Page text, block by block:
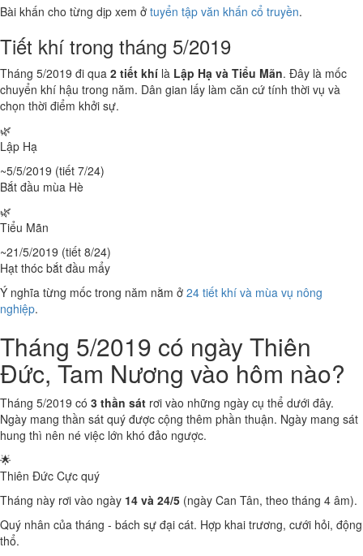
Bài khấn cho từng dịp xem ở tuyển tập văn khấn cổ truyền.
Tiết khí trong tháng 5/2019
Tháng 5/2019 đi qua 2 tiết khí là Lập Hạ và Tiểu Mãn. Đây là mốc
chuyển khí hậu trong năm. Dân gian lấy làm căn cứ tính thời vụ và
chọn thời điểm khởi sự.
🌿
Lập Hạ
~5/5/2019 (tiết 7/24)
Bắt đầu mùa Hè
🌿
Tiểu Mãn
~21/5/2019 (tiết 8/24)
Hạt thóc bắt đầu mẩy
Ý nghĩa từng mốc trong năm nằm ở 24 tiết khí và mùa vụ nông
nghiệp.
Tháng 5/2019 có ngày Thiên
Đức, Tam Nương vào hôm nào?
Tháng 5/2019 có 3 thần sát rơi vào những ngày cụ thể dưới đây.
Ngày mang thần sát quý được cộng thêm phần thuận. Ngày mang sát
hung thì nên né việc lớn khó đảo ngược.
🌟
Thiên Đức Cực quý
Tháng này rơi vào ngày 14 và 24/5 (ngày Can Tân, theo tháng 4 âm).
Quý nhân của tháng - bách sự đại cát. Hợp khai trương, cưới hỏi, động
thổ.